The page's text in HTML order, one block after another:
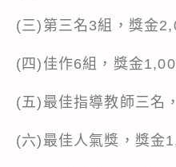
(三)第三名3組，獎金
(四)佳作6組，獎金
(五)最佳指導教師三名
(六)最佳人氣獎，獎金